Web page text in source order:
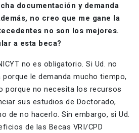
documentación y demanda
no creo que me gane la
no son los mejores.
a esta beca?
no es obligatorio. Si Ud. no
le demanda mucho tiempo,
porque no necesita los recursos
sus estudios de Doctorado,
de no hacerlo. Sin embargo, si Ud.
de las Becas VRI/CPD